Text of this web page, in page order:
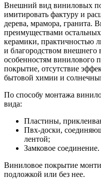
Внешний вид виниловых
имитировать фактуру и
дерева, мрамора, гранита.
преимуществами
керамики, практичностью
и благородством
особенностям винилового
покрытие, отсутствие
бытовой химии и
По способу монтажа
вида:
Пластины,
Пвх-доски,
лентой;
Замковое соединение.
Виниловое покрытие
подложкой или без нее.